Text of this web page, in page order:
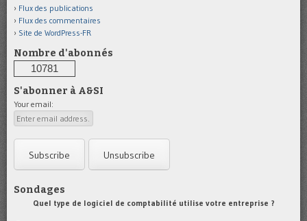
Flux des publications
Flux des commentaires
Site de WordPress-FR
Nombre d'abonnés
10781
S'abonner à A&SI
Your email:
Sondages
Quel type de logiciel de comptabilité utilise votre entreprise ?